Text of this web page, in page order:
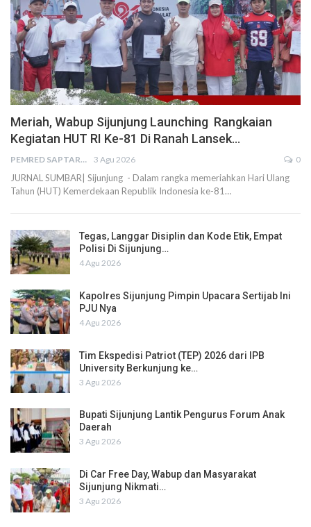
Meriah, Wabup Sijunjung Launching Rangkaian
Kegiatan HUT RI Ke-81 Di Ranah Lansek…
PEMRED SAPTARIUS 3 Agu 2026 0
JURNAL SUMBAR| Sijunjung - Dalam rangka memeriahkan Hari Ulang
Tahun (HUT) Kemerdekaan Republik Indonesia ke-81…
Tegas, Langgar Disiplin dan Kode Etik, Empat
Polisi Di Sijunjung…
4 Agu 2026
Kapolres Sijunjung Pimpin Upacara Sertijab Ini
PJU Nya
4 Agu 2026
Tim Ekspedisi Patriot (TEP) 2026 dari IPB
University Berkunjung ke…
3 Agu 2026
Bupati Sijunjung Lantik Pengurus Forum Anak
Daerah
3 Agu 2026
Di Car Free Day, Wabup dan Masyarakat
Sijunjung Nikmati…
3 Agu 2026